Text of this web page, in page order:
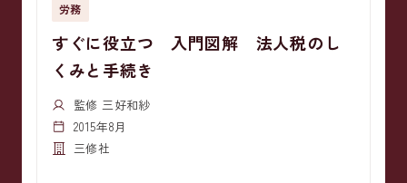
労務
すぐに役立つ 入門図解 法人税のし
くみと手続き
監修 三好和紗
2015年8月
三修社